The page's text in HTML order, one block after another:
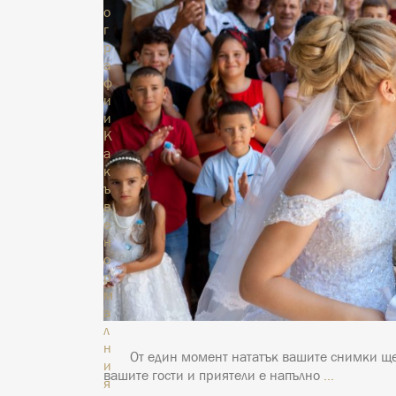
От един момент нататък вашите снимки
вашите гости и приятели е напълно …
о
г
р
а
ф
и
и
К
а
к
ъ
в
е
н
о
р
м
а
л
н
и
я